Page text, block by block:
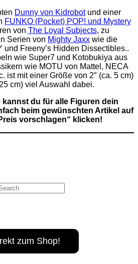
Dunny von Kidrobotund einer
FUNKO (Pocket) POP! und Mystery
von The Loyal Subjects, zu
Serien von Mighty Jaxx wie die
und Freeny’s Hidden Dissectibles..
wie Super7 und Kotobukiya aus
wie MOTU von Mattel, NECA
ist mit einer Größe von 2″ (ca. 5 cm)
cm) viel Auswahl dabei.
kannst d u für alle Figuren dein
beim gewünschten Artikel auf
vorschlagen“ klicken!
zum Shop!